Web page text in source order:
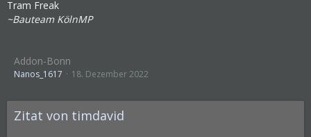
Tram Freak
~Bauteam KölnMP
Addon-Bonn
Nanos_1617 18. Dezember 2022
Zitat von timdavid